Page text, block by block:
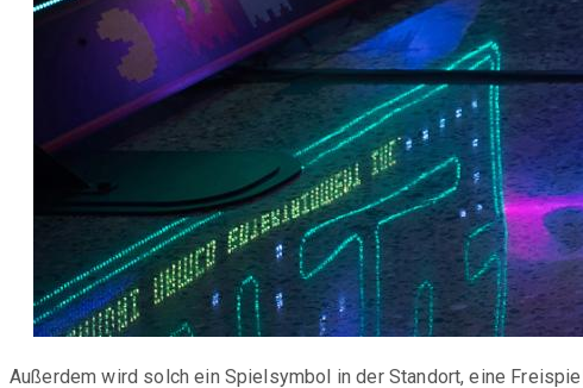
Außerdem wird solch ein Spielsymbol in der Standort, eine